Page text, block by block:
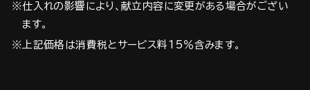
※仕入れの影響により、献立内容に変更がある場合がござい
ます。
※上記価格は消費税とサービス料15％含みます。